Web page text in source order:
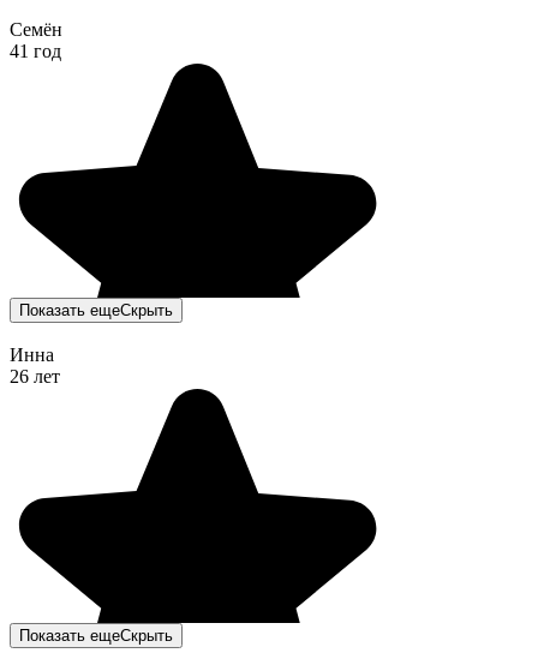
Семён
41 год
Показать ещеСкрыть
Инна
26 лет
Показать ещеСкрыть